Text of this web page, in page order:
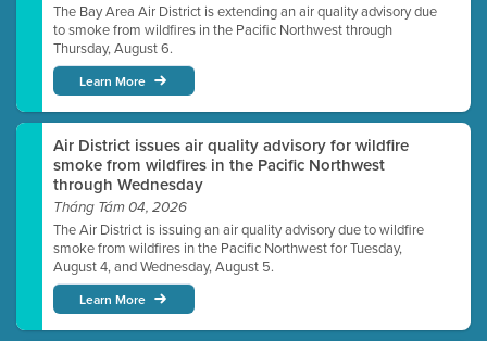
The Bay Area Air District is extending an air quality advisory due
to smoke from wildfires in the Pacific Northwest through
Thursday, August 6.
Learn More
Air District issues air quality advisory for wildfire
smoke from wildfires in the Pacific Northwest
through Wednesday
Tháng Tám 04, 2026
The Air District is issuing an air quality advisory due to wildfire
smoke from wildfires in the Pacific Northwest for Tuesday,
August 4, and Wednesday, August 5.
Learn More